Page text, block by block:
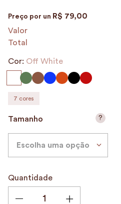
Preço por un R$ 79,00
Valor
Total
Cor: Off White
7 cores
Tamanho
Escolha uma opção
?
Quantidade
5º
6º
7 º
avental
8º
nécessaire
9º
10º alvorada